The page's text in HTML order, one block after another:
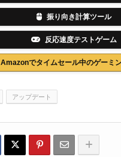
振り向き計算ツール
反応速度テストゲーム
Amazonでタイムセール中のゲーミ
アップデート